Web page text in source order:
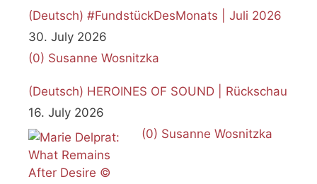
(Deutsch) #FundstückDesMonats | Juli 2026
30. July 2026
(0) Susanne Wosnitzka
(Deutsch) HEROINES OF SOUND | Rückschau
16. July 2026
(0) Susanne Wosnitzka